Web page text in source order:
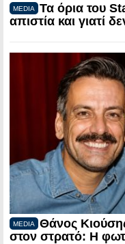
MEDIA
Τα όρια του
απιστία και γιατί
MEDIA
Θάνος
στον στρατό: Η